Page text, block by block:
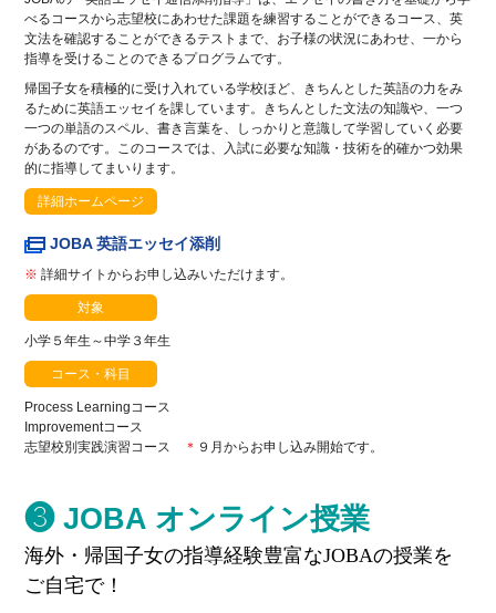
べるコースから志望校にあわせた課題を練習することができるコース、英
文法を確認することができるテストまで、お子様の状況にあわせ、一から
指導を受けることのできるプログラムです。
帰国子女を積極的に受け入れている学校ほど、きちんとした英語の力をみ
るために英語エッセイを課しています。きちんとした文法の知識や、一つ
一つの単語のスペル、書き言葉を、しっかりと意識して学習していく必要
があるのです。このコースでは、入試に必要な知識・技術を的確かつ効果
的に指導してまいります。
詳細ホームページ
JOBA 英語エッセイ添削
※ 詳細サイトからお申し込みいただけます。
対象
小学５年生～中学３年生
コース・科目
Process Learningコース
Improvementコース
志望校別実践演習コース
＊ ９月からお申し込み開始です。
❸ JOBA オンライン授業
海外・帰国子女の指導経験豊富なJOBAの授業を
ご自宅で！